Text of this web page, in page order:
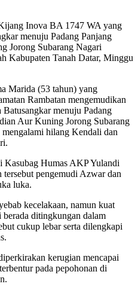
Inova BA 1747 WA yang
menuju Padang Panjang
Jorong Subarang Nagari
Kabupaten Tanah Datar, Minggu
Marida (53 tahun) yang
Rambatan mengemudikan
menuju Padang
Aur Kuning Jorong Subarang
hilang Kendali dan
Kasubag Humas AKP Yulandi
tersebut pengemudi Azwar dan
luka.
kecelakaan, namun kuat
ditingkungan dalam
cukup lebar serta dilengkapi
kerugian mencapai
pada pepohonan di